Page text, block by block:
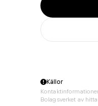
Källor
Bolagsverket av